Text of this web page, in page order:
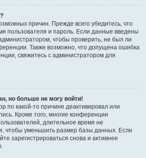
причин. Прежде всего убедитесь, что
пользователя и пароль. Если данные введены
чтобы проверить, не был ли
Также возможно, что допущена ошибка
свяжитесь с администратором для
но больше не могу войти!
по какой-то причине деактивировал или
Кроме того, многие конференции
длительное время не
чтобы уменьшить размер базы данных. Если
зарегистрироваться снова и активнее